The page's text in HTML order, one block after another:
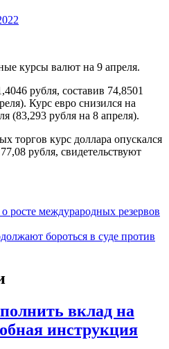
курсы валют на 9 апреля.
рубля, составив 74,8501
Курс евро снизился на
(83,293 рубля на 8 апреля).
торгов курс доллара опускался
рубля, свидетельствуют
росте междурародных резервов
бороться в суде против
вклад на
инструкция